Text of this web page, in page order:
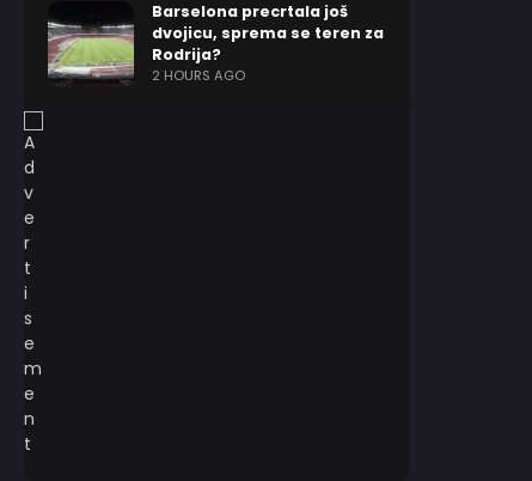
Barselona precrtala još
dvojicu, sprema se teren za
Rodrija?
2 HOURS AGO